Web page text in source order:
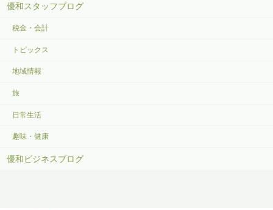
優和スタッフブログ
税金・会計
トピックス
地域情報
旅
日常生活
趣味・健康
優和ビジネスブログ